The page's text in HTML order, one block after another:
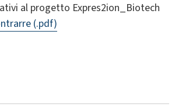
al progetto Expres2ion_Biotech
(.pdf)